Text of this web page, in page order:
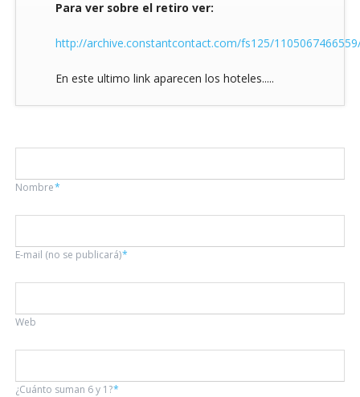
Para ver sobre el retiro ver:
http://archive.constantcontact.com/fs125/
En este ultimo link aparecen los hoteles.....
Campo
Nombre*
Campo
E-mail (no se publicará)*
Web
¿Cuánto suman 6 y 1?*